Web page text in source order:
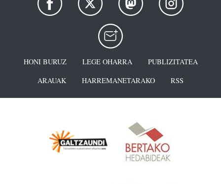
HONI BURUZ LEGE OHARRA
PUBLIZITATEA
ARAUAK
HARREMANETARAKO RSS